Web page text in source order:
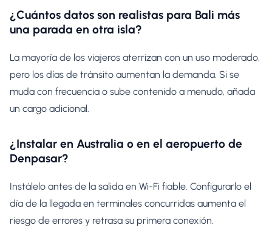
¿Cuántos datos son realistas para Bali más
una parada en otra isla?
La mayoría de los viajeros aterrizan con un uso moderado,
pero los días de tránsito aumentan la demanda. Si se
muda con frecuencia o sube contenido a menudo, añada
un cargo adicional.
¿Instalar en Australia o en el aeropuerto de
Denpasar?
Instálelo antes de la salida en Wi-Fi fiable. Configurarlo el
día de la llegada en terminales concurridas aumenta el
riesgo de errores y retrasa su primera conexión.